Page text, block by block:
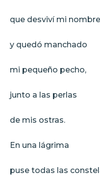
que desviví mi nombre
y quedó manchado
mi pequeño pecho,
junto a las perlas
de mis ostras.
En una lágrima
puse todas las